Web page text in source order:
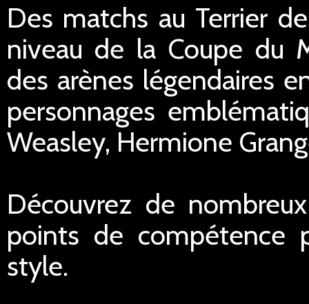
Des matchs au Terrier
niveau de la Coupe du
des arènes légendaires
personnages
Weasley, Hermione
Découvrez de
points de compétence
style.